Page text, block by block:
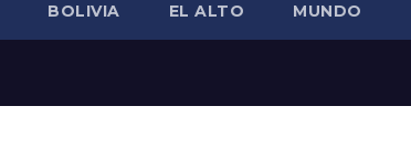
BOLIVIA EL ALTO MUNDO